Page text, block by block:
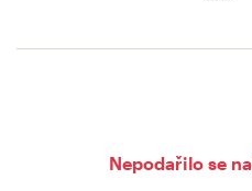
Nepodařilo se